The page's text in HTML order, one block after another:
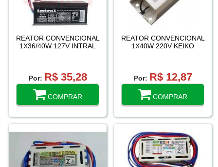
REATOR CONVENCIONAL
1X36/40W 127V INTRAL
Por: R$ 35,28
COMPRAR
REATOR CONVENCIONAL
1X40W 220V KEIKO
Por: R$ 12,87
COMPRAR